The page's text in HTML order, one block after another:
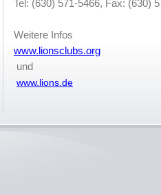
Tel: (630) 571-5466, Fax: (630)
Weitere Infos
www.lionsclubs.org
und
www.lions.de